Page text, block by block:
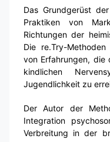
Das Grundgerüst
Praktiken von
Richtungen der
Die re.Try-
von Erfahrungen,
kindlichen
Jugendlichkeit zu
Der Autor der
Integration
Verbreitung in der